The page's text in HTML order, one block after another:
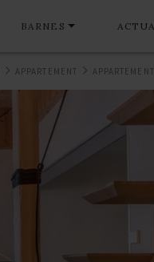
BARNES
APPARTEMENT